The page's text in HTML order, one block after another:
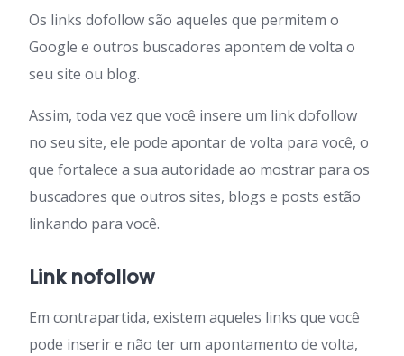
Os links dofollow são aqueles que permitem o
Google e outros buscadores apontem de volta o
seu site ou blog.
Assim, toda vez que você insere um link dofollow
no seu site, ele pode apontar de volta para você, o
que fortalece a sua autoridade ao mostrar para os
buscadores que outros sites, blogs e posts estão
linkando para você.
Link nofollow
Em contrapartida, existem aqueles links que você
pode inserir e não ter um apontamento de volta,